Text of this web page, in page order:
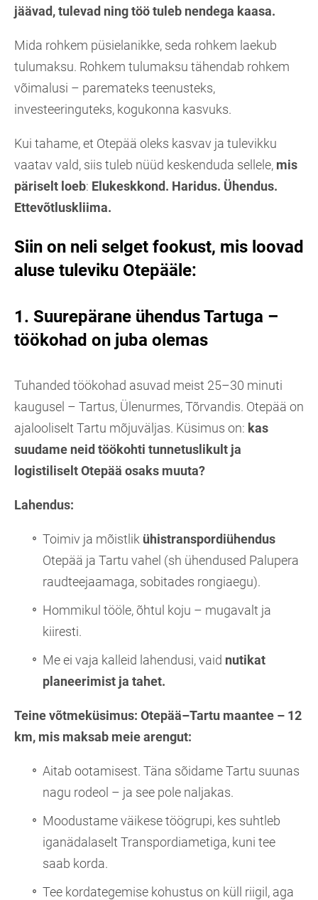
jäävad, tulevad ning töö tuleb nendega kaasa.
Mida rohkem püsielanikke, seda rohkem laekub
tulumaksu. Rohkem tulumaksu tähendab rohkem
võimalusi – paremateks teenusteks,
investeeringuteks, kogukonna kasvuks.
Kui tahame, et Otepää oleks kasvav ja tulevikku
vaatav vald, siis tuleb nüüd keskenduda sellele, mis
päriselt loeb: Elukeskkond. Haridus. Ühendus.
Ettevõtluskliima.
Siin on neli selget fookust, mis loovad
aluse tuleviku Otepääle:
1. Suurepärane ühendus Tartuga –
töökohad on juba olemas
Tuhanded töökohad asuvad meist 25–30 minuti
kaugusel – Tartus, Ülenurmes, Tõrvandis. Otepää on
ajalooliselt Tartu mõjuväljas. Küsimus on: kas
suudame neid töökohti tunnetuslikult ja
logistiliselt Otepää osaks muuta?
Lahendus:
Toimiv ja mõistlik ühistranspordiühendus
Otepää ja Tartu vahel (sh ühendused Palupera
raudteejaamaga, sobitades rongiaegu).
Hommikul tööle, õhtul koju – mugavalt ja
kiiresti.
Me ei vaja kalleid lahendusi, vaid nutikat
planeerimist ja tahet.
Teine võtmeküsimus: Otepää–Tartu maantee – 12
km, mis maksab meie arengut:
Aitab ootamisest. Täna sõidame Tartu suunas
nagu rodeol – ja see pole naljakas.
Moodustame väikese töögrupi, kes suhtleb
iganädalaselt Transpordiametiga, kuni tee
saab korda.
Tee kordategemise kohustus on küll riigil, aga